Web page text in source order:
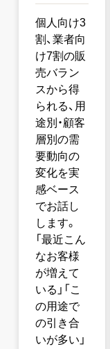
個人向け3
割、業者向
け7割の販
売バラン
スから得
られる、用
途別・顧客
層別の需
要動向の
変化を実
感ベース
でお話し
します。
「最近こん
なお客様
が増えて
いる」「こ
の用途で
の引き合
いが多い」